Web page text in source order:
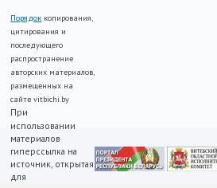
Порядок копирования,
цитирования и
последующего
распространение
авторских материалов,
размещенных на
сайте vitbichi.by
При
использовании
материалов
гиперссылка на
источник, открытая
для